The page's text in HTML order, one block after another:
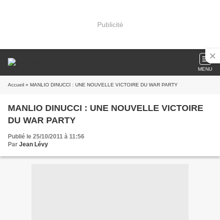
Publicité
MENU
Accueil » MANLIO DINUCCI : UNE NOUVELLE VICTOIRE DU WAR PARTY
MANLIO DINUCCI : UNE NOUVELLE VICTOIRE
DU WAR PARTY
Publié le 25/10/2011 à 11:56
Par Jean Lévy